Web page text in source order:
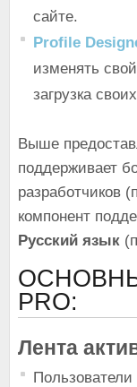
сайте.
Profile
изменять
загрузка
Выше
поддерживает
разработчиков
компонент
Русский язык
PRO:
Лента